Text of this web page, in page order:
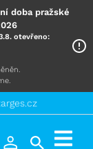
doba pražské
otevřeno: